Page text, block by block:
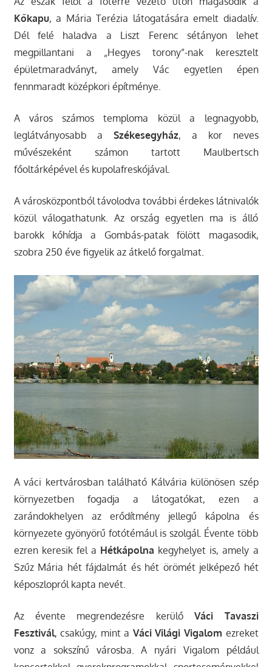
Kőkapu, a Mária Terézia látogatására emelt diadalív.
Dél felé haladva a Liszt Ferenc sétányon lehet
megpillantani a „Hegyes torony”-nak keresztelt
épületmaradványt, amely Vác egyetlen épen
fennmaradt középkori építménye.
A város számos temploma közül a legnagyobb,
leglátványosabb aSzékesegyház, a kor neves
művészeként számon tartott Maulbertsch
főoltárképével és kupolafreskójával.
A városközpontból távolodva további érdekes látnivalók
közül válogathatunk. Az ország egyetlen ma is álló
barokk kőhídja a Gombás-patak fölött magasodik,
szobra 250 éve figyelik az átkelő forgalmat.
A váci kertvárosban található Kálvária különösen szép
környezetben fogadja a látogatókat, ezen a
zarándokhelyen az erődítmény jellegű kápolna és
környezete gyönyörű fotótémául is szolgál. Évente több
ezren keresik fel a Hétkápolna kegyhelyet is, amely a
Szűz Mária hét fájdalmát és hét örömét jelképező hét
képoszlopról kapta nevét.
Az évente megrendezésre kerülőVáci Tavaszi
Fesztivál, csakúgy, mint a Váci Világi Vigalom ezreket
vonz a sokszínű városba. A nyári Vigalom például